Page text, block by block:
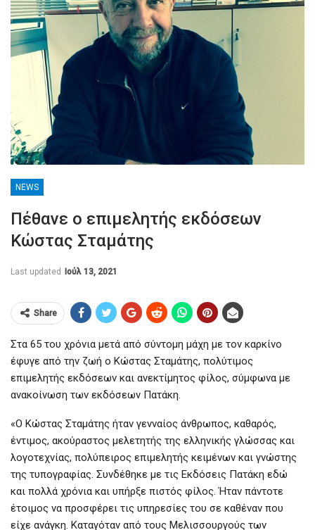
NEWS
Πέθανε ο επιμελητής εκδόσεων
Κώστας Σταμάτης
Last updated Ιούλ 13, 2021
Share
Στα 65 του χρόνια μετά από σύντομη μάχη με τον καρκίνο
έφυγε από την ζωή ο Κώστας Σταμάτης, πολύτιμος
επιμελητής εκδόσεων και ανεκτίμητος φίλος, σύμφωνα με
ανακοίνωση των εκδόσεων Πατάκη.
«Ο Κώστας Σταμάτης ήταν γενναίος άνθρωπος, καθαρός,
έντιμος, ακούραστος μελετητής της ελληνικής γλώσσας και
λογοτεχνίας, πολύπειρος επιμελητής κειμένων και γνώστης
της τυπογραφίας. Συνδέθηκε με τις Εκδόσεις Πατάκη εδώ
και πολλά χρόνια και υπήρξε πιστός φίλος. Ήταν πάντοτε
έτοιμος να προσφέρει τις υπηρεσίες του σε καθέναν που
είχε ανάγκη. Καταγόταν από τους Μελισσουργούς των